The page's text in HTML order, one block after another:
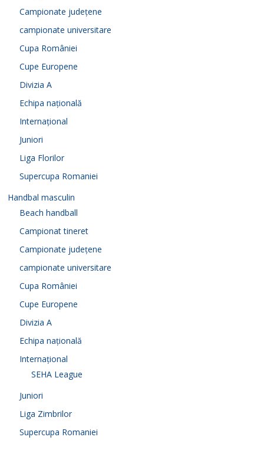
Campionate județene
campionate universitare
Cupa României
Cupe Europene
Divizia A
Echipa națională
Internațional
Juniori
Liga Florilor
Supercupa Romaniei
Handbal masculin
Beach handball
Campionat tineret
Campionate județene
campionate universitare
Cupa României
Cupe Europene
Divizia A
Echipa națională
Internațional
SEHA League
Juniori
Liga Zimbrilor
Supercupa Romaniei